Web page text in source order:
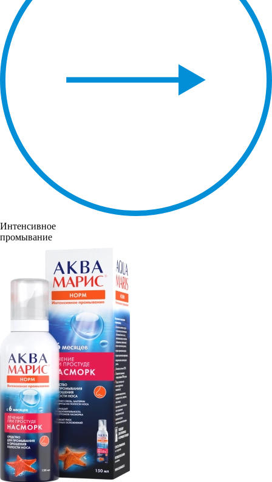
Интенсивное
промывание